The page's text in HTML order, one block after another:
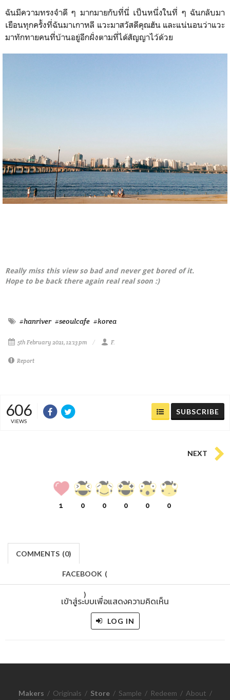
ฉันมีความทรงจํา​ดี ๆ มากมายกับที่นี่ เป็นหนึ่งในที่ ๆ ฉันกลับมา
เยือนทุกครั้งที่ฉันมาเกาหลี​ แวะมาสวัสดี​คุณฮัน และแน่นอนว่าแวะ
มาทักทายคนที่บ้านอยู่อีกฝั่งตามที่ได้สัญญาไว้ด้วย
Really miss this view so bad and never get bored of it.
Hope to be back there again real real soon :)
#hanriver #seoulcafe #korea
5th February 2021, 12:13 pm F.
Report
606
VIEWS
SUBSCRIBE
NEXT
1 0 0 0 0 0
COMMENTS (0)
FACEBOOK (
)
เข้าสู่ระบบเพื่อแสดงความคิดเห็น
LOG IN
Makers / Originals / Store / Sample / Redeem / About /